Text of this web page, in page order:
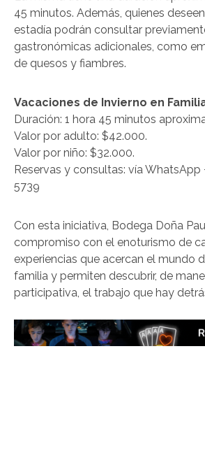
45 minutos. Además, quienes
estadía podrán consultar
gastronómicas adicionales, como
de quesos y fiambres.
Vacaciones de Invierno en
Duración: 1 hora 45 minutos
Valor por adulto: $42.000.
Valor por niño: $32.000.
Reservas y consultas: vía WhatsApp
5739
Con esta iniciativa, Bodega Doña
compromiso con el enoturismo de
experiencias que acercan el mundo
familia y permiten descubrir, de
participativa, el trabajo que hay